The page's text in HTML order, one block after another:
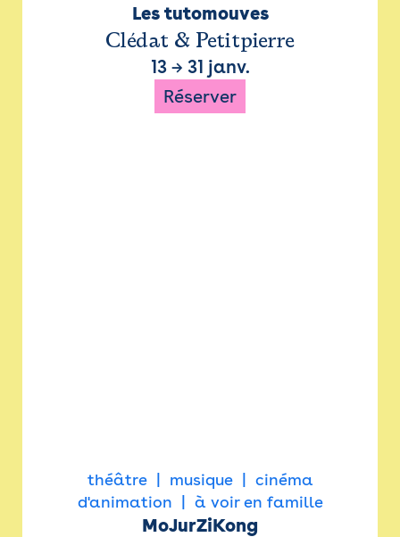
Les tutomouves
Clédat & Petitpierre
13→ 31 janv.
Réserver
théâtre musique
cinéma
d'animation
à voir en famille
MoJurZiKong